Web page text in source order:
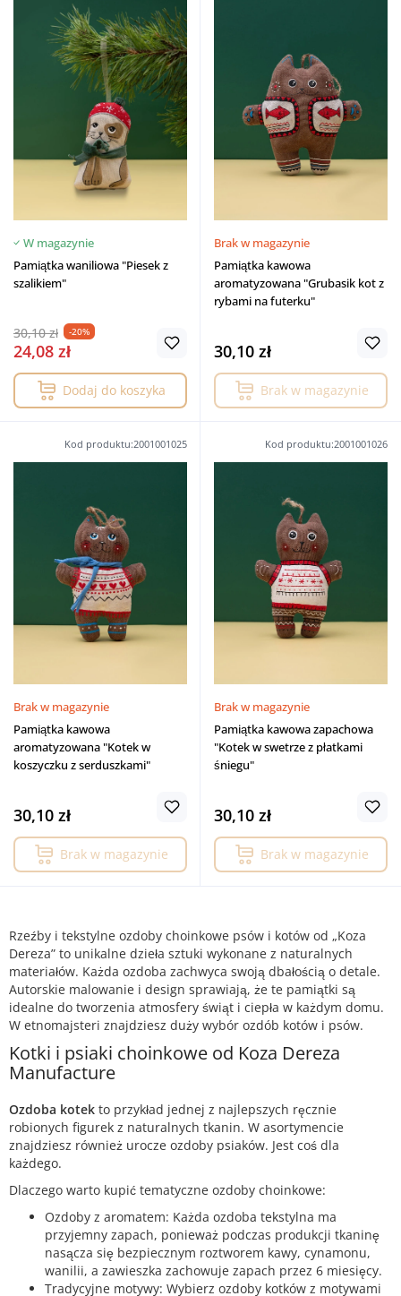
W magazynie
Pamiątka waniliowa "Piesek z
szalikiem"
30,10 zł -20%
24,08 zł
Dodaj do koszyka
Brak w magazynie
Pamiątka kawowa
aromatyzowana "Grubasik kot z
rybami na futerku"
30,10 zł
Brak w magazynie
Kod produktu:2001001025
Brak w magazynie
Pamiątka kawowa
aromatyzowana "Kotek w
koszyczku z serduszkami"
30,10 zł
Brak w magazynie
Kod produktu:2001001026
Brak w magazynie
Pamiątka kawowa zapachowa
"Kotek w swetrze z płatkami
śniegu"
30,10 zł
Brak w magazynie
Rzeźby i tekstylne ozdoby choinkowe psów i kotów od „Koza
Dereza” to unikalne dzieła sztuki wykonane z naturalnych
materiałów. Każda ozdoba zachwyca swoją dbałością o detale.
Autorskie malowanie i design sprawiają, że te pamiątki są
idealne do tworzenia atmosfery świąt i ciepła w każdym domu.
W etnomajsteri znajdziesz duży wybór ozdób kotów i psów.
Kotki i psiaki choinkowe od Koza Dereza
Manufacture
Ozdoba kotek to przykład jednej z najlepszych ręcznie
robionych figurek z naturalnych tkanin. W asortymencie
znajdziesz również urocze ozdoby psiaków. Jest coś dla
każdego.
Dlaczego warto kupić tematyczne ozdoby choinkowe:
Ozdoby z aromatem: Każda ozdoba tekstylna ma
przyjemny zapach, ponieważ podczas produkcji tkaninę
nasącza się bezpiecznym roztworem kawy, cynamonu,
wanilii, a zawieszka zachowuje zapach przez 6 miesięcy.
Tradycyjne motywy: Wybierz ozdoby kotków z motywami